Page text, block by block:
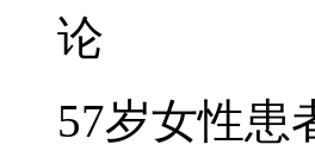
论
57岁女性患